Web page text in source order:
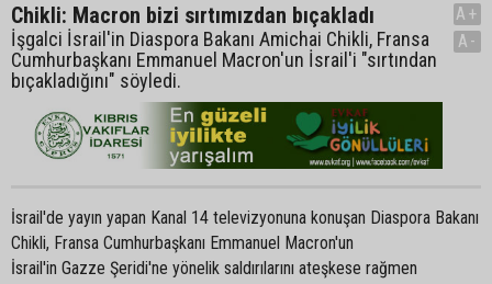
Chikli: Macron bizi sırtımızdan bıçakladı
İşgalci İsrail'in Diaspora Bakanı Amichai Chikli, Fransa
Cumhurbaşkanı Emmanuel Macron'un İsrail'i "sırtından
bıçakladığını" söyledi.
A+
A-
İsrail'de yayın yapan Kanal 14 televizyonuna konuşan Diaspora Bakanı
Chikli, Fransa Cumhurbaşkanı Emmanuel Macron'un
İsrail'in Gazze Şeridi'ne yönelik saldırılarını ateşkese rağmen